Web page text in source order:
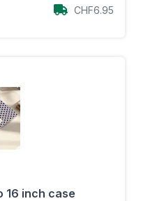
CHF6.95
16 inch case